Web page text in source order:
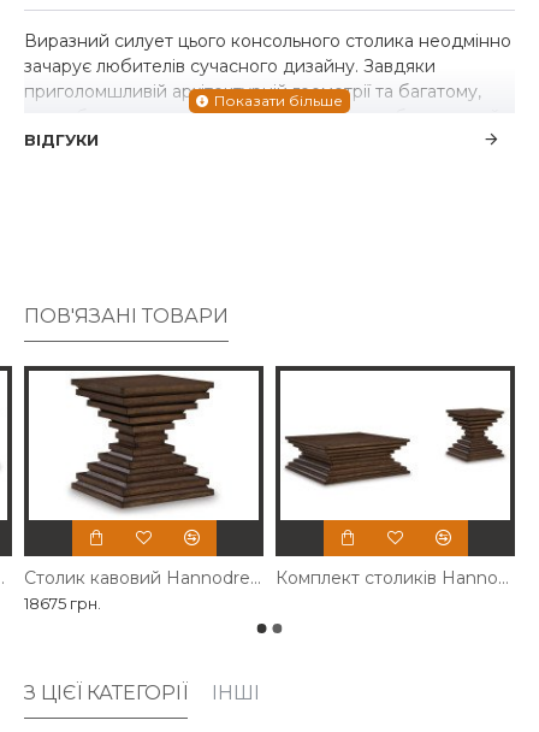
Виразний силует цього консольного столика неодмінно
зачарує любителів сучасного дизайну. Завдяки
приголомшливій архітектурній геометрії та багатому,
привабливому теплому коричневому оздобленню цей
виріб готовий підняти ваш декор на новий рівень.
ВІДГУКИ
ПОВ'ЯЗАНІ ТОВАРИ
Ashley Столик кавовий Hannodream Ashley
18675 грн.
Комплект столиків Hannodream Ashley
З ЦІЄЇ КАТЕГОРІЇ ІНШІ